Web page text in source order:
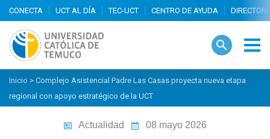
search
Inicio > Complejo Asistencial Padre Las Casas proyecta nueva etapa
regional con apoyo estratégico de la UCT
Actualidad 08 mayo 2026